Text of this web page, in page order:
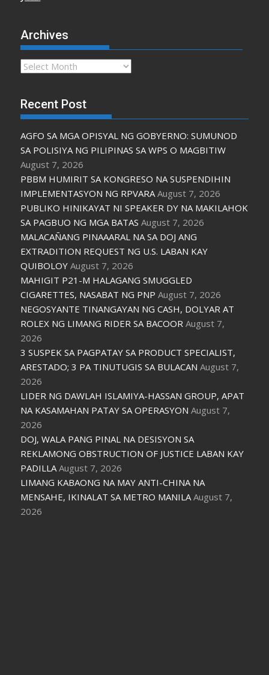
Archives
Archives
Recent Post
AGFO SA MGA OPISYAL NG GOBYERNO: SUMUNOD
SA POLISIYA NG PILIPINAS SA WPS O MAGBITIW
August 7, 2026
PBBM HUMIRIT SA KONGRESO NA SUSPENDIHIN
IMPLEMENTASYON NG RPVARA August 7, 2026
PUBLIKO HINIKAYAT NI SPEAKER DY NA MAKILAHOK
SA PAGBUO NG MGA BATAS August 7, 2026
MALACAÑANG PINAAARAL NA SA DOJ ANG
EXTRADITION REQUEST NG U.S. LABAN KAY
QUIBOLOY August 7, 2026
MAHIGIT P21-M HALAGANG SMUGGLED
CIGARETTES, NASABAT NG PNP August 7, 2026
NEGOSYANTE TINANGAYAN NG CASH, DOLYAR AT
ROLEX NG LIMANG RIDER SA BACOOR August 7,
2026
3 SUSPEK SA PAGPATAY SA PRODUCT SPECIALIST,
ARESTADO; 3 PA TINUTUGIS SA BULACAN August 7,
2026
LIDER NG DAWLAH ISLAMIYA-HASSAN GROUP, APAT
NA KASAMAHAN PATAY SA OPERASYON August 7,
2026
DOJ, WALA PANG PINAL NA DESISYON SA
REKLAMONG OBSTRUCTION OF JUSTICE LABAN KAY
PADILLA August 7, 2026
LIMANG KABAONG NA MAY ANTI-CHINA NA
MENSAHE, IKINALAT SA METRO MANILA August 7,
2026